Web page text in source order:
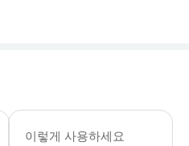
어린이 정책: - 4세 미만 어린이는 무
이렇게 사용하세요